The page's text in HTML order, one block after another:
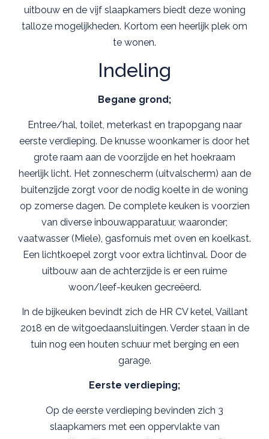
uitbouw en de vijf slaapkamers biedt deze woning
talloze mogelijkheden. Kortom een heerlijk plek om
te wonen.
Indeling
Begane grond;
Entree/hal, toilet, meterkast en trapopgang naar
eerste verdieping. De knusse woonkamer is door het
grote raam aan de voorzijde en het hoekraam
heerlijk licht. Het zonnescherm (uitvalscherm) aan de
buitenzijde zorgt voor de nodig koelte in de woning
op zomerse dagen. De complete keuken is voorzien
van diverse inbouwapparatuur, waaronder;
vaatwasser (Miele), gasfornuis met oven en koelkast.
Een lichtkoepel zorgt voor extra lichtinval. Door de
uitbouw aan de achterzijde is er een ruime
woon/leef-keuken gecreëerd.
In de bijkeuken bevindt zich de HR CV ketel, Vaillant
2018 en de witgoedaansluitingen. Verder staan in de
tuin nog een houten schuur met berging en een
garage.
Eerste verdieping;
Op de eerste verdieping bevinden zich 3
slaapkamers met een oppervlakte van